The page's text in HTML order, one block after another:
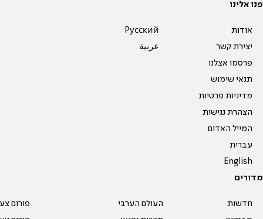
פנו אלינו
אודות
יצירת קשר
פרסמו אצלנו
תנאי שימוש
מדיניות פרטיות
הצהרת נגישות
המייל האדום
עברית
English
Pусский
عربية
מדורים
חדשות
העולם הערבי
פורום